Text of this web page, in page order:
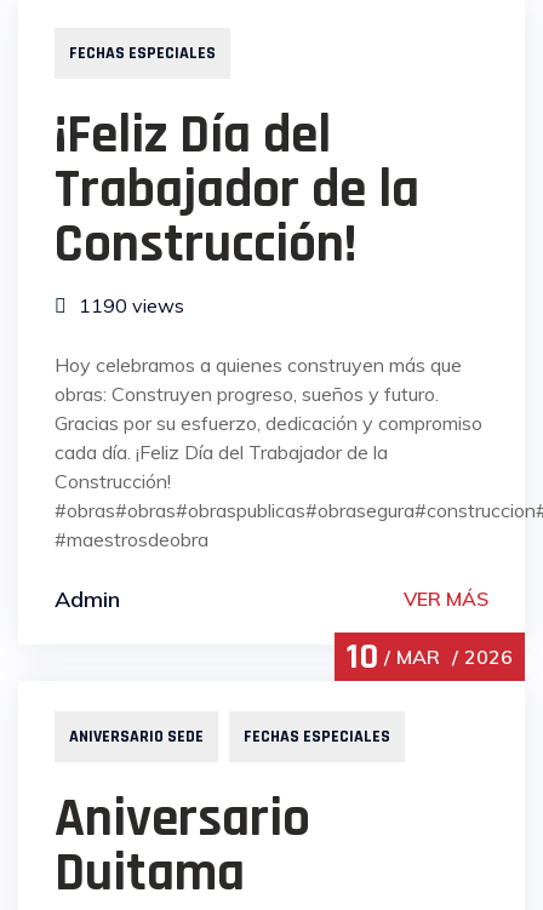
FECHAS ESPECIALES
¡Feliz Día del
Trabajador de la
Construcción!
1190 views
Hoy celebramos a quienes construyen más que
obras: Construyen progreso, sueños y futuro.
Gracias por su esfuerzo, dedicación y compromiso
cada día. ¡Feliz Día del Trabajador de la
Construcción!
#maestrosdeobra
Admin VER MÁS
ANIVERSARIO SEDE FECHAS ESPECIALES
10 MAR 2026
Aniversario
Duitama